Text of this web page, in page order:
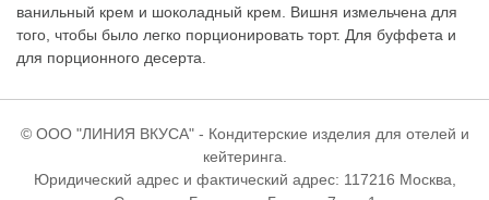
ванильный крем и шоколадный крем. Вишня измельчена для
того, чтобы было легко порционировать торт. Для буффета и
для порционного десерта.
© ООО "ЛИНИЯ ВКУСА" - Кондитерские изделия для отелей и
кейтеринга.
Юридический адрес и фактический адрес: 117216 Москва,